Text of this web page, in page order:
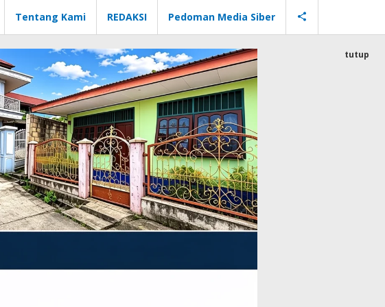
Tentang Kami REDAKSI Pedoman Media Siber
tutup